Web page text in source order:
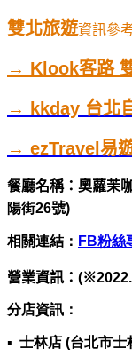
雙北旅遊資訊參
→ Klook客路
→ kkday 台北
→ ezTravel易
餐廳名稱：奧蘿茉
陽街26號)
相關連結： FB粉絲
營業資訊：
分店資訊：
▪ 士林店 (台北市士